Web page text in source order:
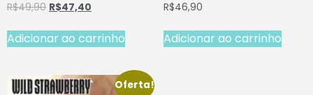
R$49,90 R$47,40
Adicionar ao carrinho
R$46,90
Adicionar ao carrinho
Oferta!